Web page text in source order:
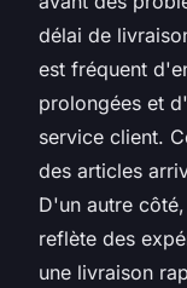
délai de
est fréquent
prolongées et
service client.
des articles
D'un autre
reflète des
une livraison